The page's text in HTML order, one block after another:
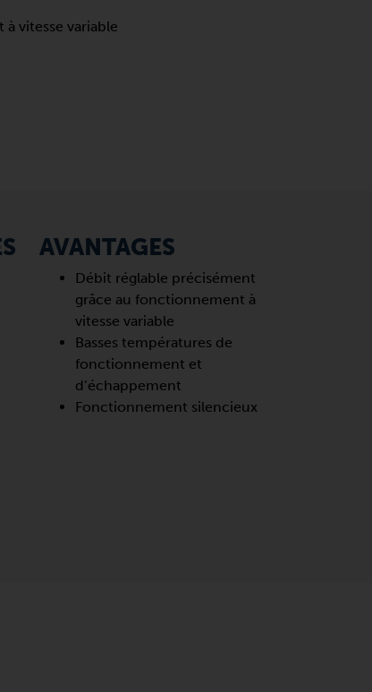
vitesse variable
AVANTAGES
Débit réglable précisément
grâce au fonctionnement à
vitesse variable
Basses températures de
fonctionnement et
d’échappement
Fonctionnement silencieux